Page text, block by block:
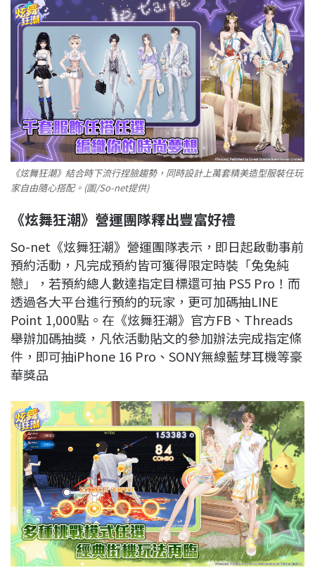
《炫舞狂潮》結合時下流行捏臉趨勢，同時設計上萬套精美造型服裝任玩
家自由隨心搭配。(圖/So-net提供)
《炫舞狂潮》營運團隊釋出豐富好禮
So-net《炫舞狂潮》營運團隊表示，即日起啟動事前
預約活動，凡完成預約皆可獲得限定時裝「兔兔純
戀」，若預約總人數達指定目標還可抽 PS5 Pro！而
透過各大平台進行預約的玩家，更可加碼抽LINE
Point 1,000點。在《炫舞狂潮》官方FB、Threads
舉辦加碼抽獎，凡依活動貼文的參加辦法完成指定條
件，即可抽iPhone 16 Pro、SONY無線藍芽耳機等豪
華獎品